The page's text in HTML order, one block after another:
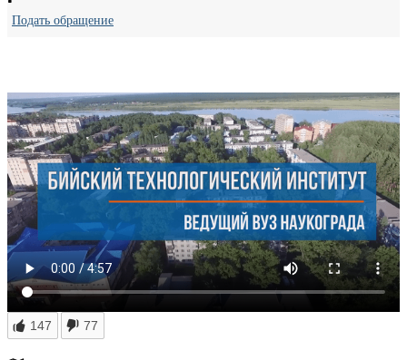
Подать обращение
147 77